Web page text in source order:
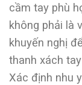
cầm tay phù
không phải là
khuyến nghị
thanh xách
Xác định nhu